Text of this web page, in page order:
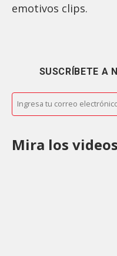
emotivos clips.
SUSCRÍBETE A
Mira los